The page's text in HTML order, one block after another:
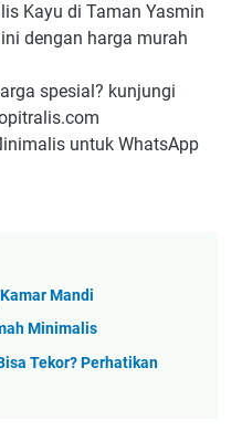
Kayu di Taman Yasmin
dengan harga murah
spesial? kunjungi
untuk WhatsApp
Mandi
Minimalis
Tekor? Perhatikan